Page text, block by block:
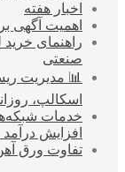
اخبار هفته
اهمیت آگهی
راهنمای
صنعتی
📊 مدیریت
اسکالپ،
افزایش درآمد
تفاوت ورق